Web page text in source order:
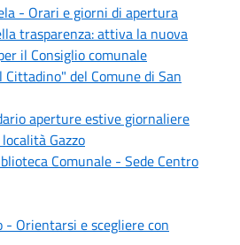
- Orari e giorni di apertura
trasparenza: attiva la nuova
il Consiglio comunale
del Comune di San
aperture estive giornaliere
Gazzo
Comunale - Sede Centro
Orientarsi e scegliere con